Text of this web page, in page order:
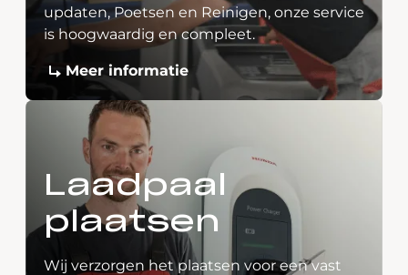
updaten, Poetsen en Reinigen, onze service
is hoogwaardig en compleet.
Meer informatie
Laadpaal
plaatsen
Wij verzorgen het plaatsen voor een vast